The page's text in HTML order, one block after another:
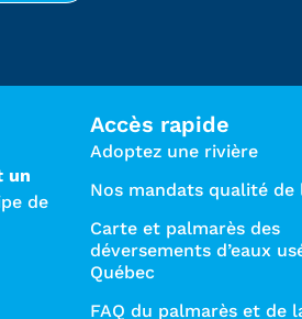
un
de
Accès rapide
Adoptez une rivière
Nos mandats qualité de
Carte et palmarès des
déversements d’eaux
Québec
FAQ du palmarès et de